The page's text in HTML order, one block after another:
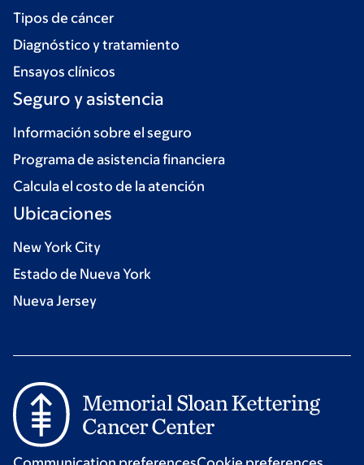
Tipos de cáncer
Diagnóstico y tratamiento
Ensayos clínicos
Seguro y asistencia
Información sobre el seguro
Programa de asistencia financiera
Calcula el costo de la atención
Ubicaciones
New York City
Estado de Nueva York
Nueva Jersey